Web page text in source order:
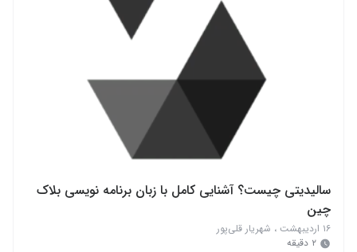
سالیدیتی چیست؟ آشنایی کامل با زبان برنامه‌ نویسی بلاک
چین
۱۶ اردیبهشت ، شهریار قلی‌پور
۲ دقیقه